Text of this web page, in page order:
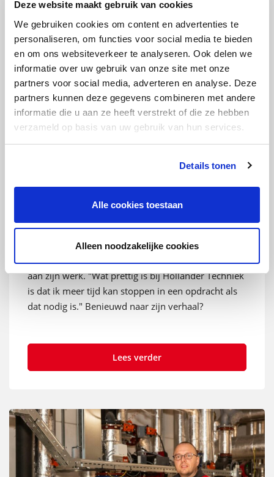
Deze website maakt gebruik van cookies
We gebruiken cookies om content en advertenties te
personaliseren, om functies voor social media te bieden
en om ons websiteverkeer te analyseren. Ook delen we
informatie over uw gebruik van onze site met onze
partners voor social media, adverteren en analyse. Deze
partners kunnen deze gegevens combineren met andere
informatie die u aan ze heeft verstrekt of die ze hebben
verzameld op basis van uw gebruik van hun services.
Details tonen
Alle cookies toestaan
Alleen noodzakelijke cookies
Addy Hennink – Werktuigbouwkundig
Maak kennis met Addy, werktuigbouwkundig
adviseur. Een goede oplossing voldoet volgens
klant, maar is ook toekomstbestendig. Een
duurzame oplossing dus. De zoektocht is soms
enorm uitdagend maar juist dat vind Addy zo leuk
aan zijn werk. "Wat prettig is bij Hollander Techniek
is dat ik meer tijd kan stoppen in een opdracht als
dat nodig is." Benieuwd naar zijn verhaal?
Lees verder